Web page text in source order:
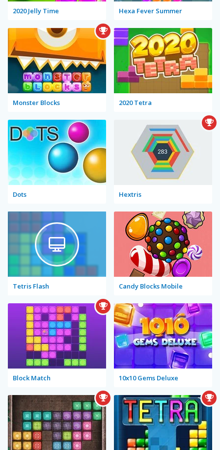
2020 Jelly Time Hexa Fever Summer
Monster Blocks 2020 Tetra
Dots Hextris
Tetris Flash Candy Blocks Mobile
Block Match 10x10 Gems Deluxe